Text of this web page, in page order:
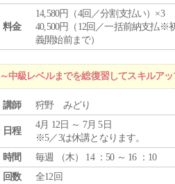
料金
14,580円（4回／分割支払い）×3
40,500円（12回／一括前納支払※
義開始前まで）
中級レベルまでを総復習してスキルア
講師 狩野 みどり
日程
4月 12日 ～ 7月 5日
※5／3は休講となります。
時間
毎週 （木） 14 ：50 ～ 16 ：10
回数
全12回